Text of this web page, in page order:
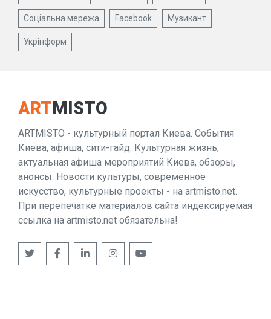
Соціальна мережа Facebook Музикант
Укрінформ
ARTMISTO
ARTMISTO - культурный портал Киева. События
Киева, афиша, сити-гайд. Культурная жизнь,
актуальная афиша мероприятий Киева, обзоры,
анонсы. Новости культуры, современное
искусство, культурные проекты - на artmisto.net.
При перепечатке материалов сайта индексируемая
ссылка на artmisto.net обязательна!